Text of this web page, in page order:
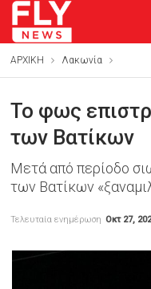
ΑΡΧΙΚΗ Λακωνία
Το φως
των Βατίκων
Μετά από περίοδο
των Βατίκων
Τελευταία ενημέρωση Οκτ 27,